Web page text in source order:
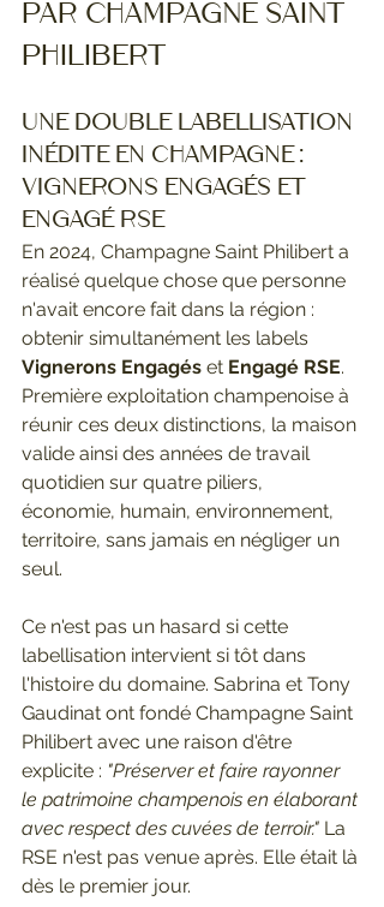
PAR CHAMPAGNE Saint
Philibert
Une double labellisation
inédite en Champagne :
Vignerons Engagés et
Engagé RSE
En 2024, Champagne Saint Philibert a
réalisé quelque chose que personne
n'avait encore fait dans la région :
obtenir simultanément les labels
Vignerons Engagés et Engagé RSE.
Première exploitation champenoise à
réunir ces deux distinctions, la maison
valide ainsi des années de travail
quotidien sur quatre piliers,
économie, humain, environnement,
territoire, sans jamais en négliger un
seul.
Ce n'est pas un hasard si cette
labellisation intervient si tôt dans
l'histoire du domaine. Sabrina et Tony
Gaudinat ont fondé Champagne Saint
Philibert avec une raison d'être
explicite : "Préserver et faire rayonner
le patrimoine champenois en élaborant
avec respect des cuvées de terroir." La
RSE n'est pas venue après. Elle était là
dès le premier jour.